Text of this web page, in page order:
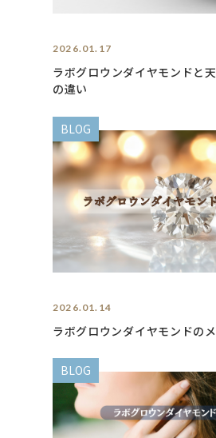
2026.01.17
ラボグロウンダイヤモンドと
の違い
BLOG
2026.01.14
ラボグロウンダイヤモンドの
BLOG